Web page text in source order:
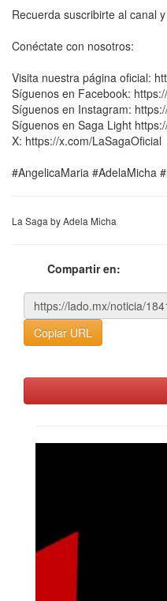
Recuerda suscribirte al canal
Conéctate con nosotros:
Visita nuestra página oficial:
Síguenos en Facebook:
Síguenos en Instagram:
Síguenos en Saga Light
X: https://x.com/LaSagaOficial
#AngelicaMaria #AdelaMicha
La Saga by Adela Micha
Compartir en:
Copiar URL